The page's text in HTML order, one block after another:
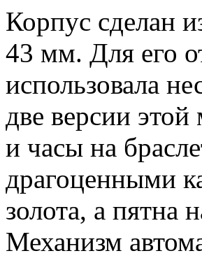
Корпус сделан
43 мм. Для его
использовала
две версии
и часы на
драгоценными
золота, а пятна
Механизм